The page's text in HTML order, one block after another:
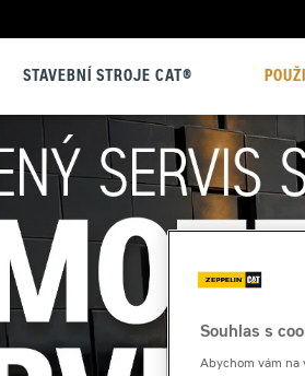
STAVEBNÍ STROJE CAT®
Souhlas s
Abychom vám